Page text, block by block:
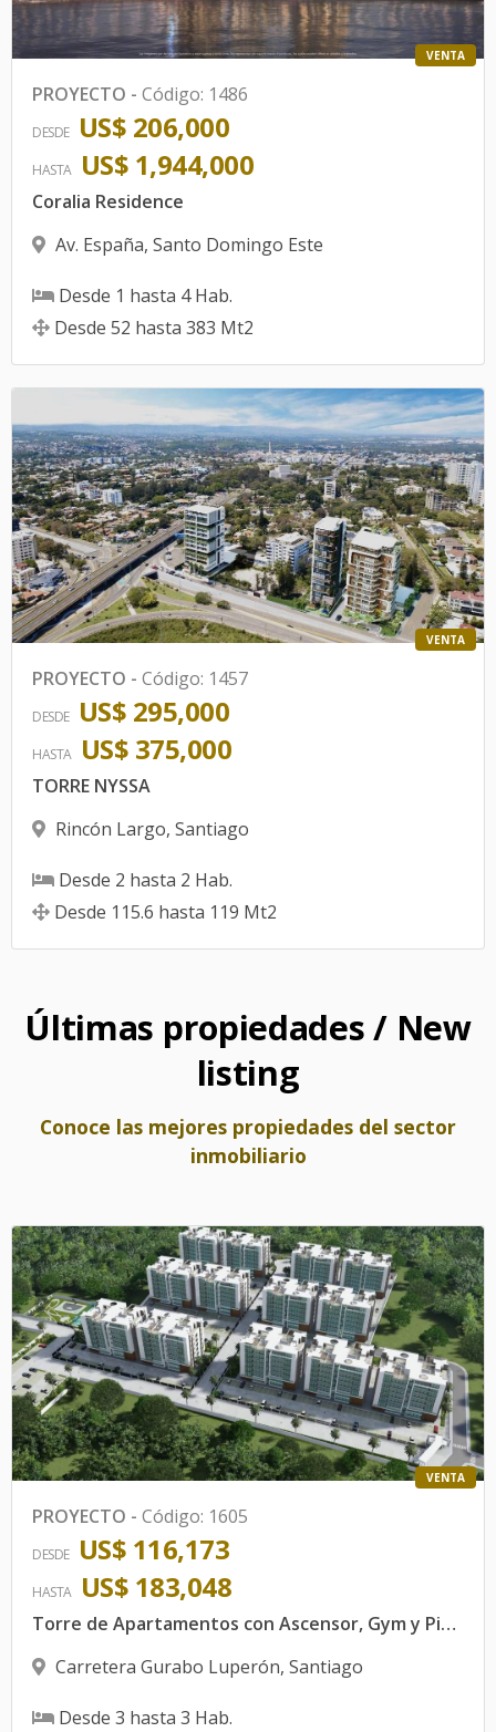
VENTA
PROYECTO - Código: 1486
DESDE US$ 206,000
HASTA US$ 1,944,000
Coralia Residence
Av. España, Santo Domingo Este
Desde 1 hasta 4Hab.
Desde 52 hasta 383 Mt2
VENTA
PROYECTO - Código: 1457
DESDE US$ 295,000
HASTA US$ 375,000
TORRE NYSSA
Rincón Largo, Santiago
Desde 2 hasta 2 Hab.
Desde 115.6 hasta 119 Mt2
Últimas propiedades / New
listing
Conoce las mejores propiedades del sector
inmobiliario
VENTA
PROYECTO - Código: 1605
DESDE US$ 116,173
HASTA US$ 183,048
Torre de Apartamentos con Ascensor, Gym y Piscina en Gurabo, Res. Gabriel III
Carretera Gurabo Luperón, Santiago
Desde 3 hasta 3 Hab.